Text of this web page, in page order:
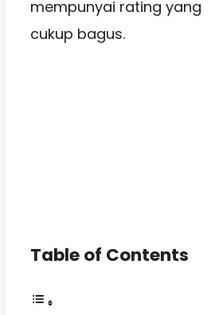
mempunyai rating yang
cukup bagus.
Table of Contents